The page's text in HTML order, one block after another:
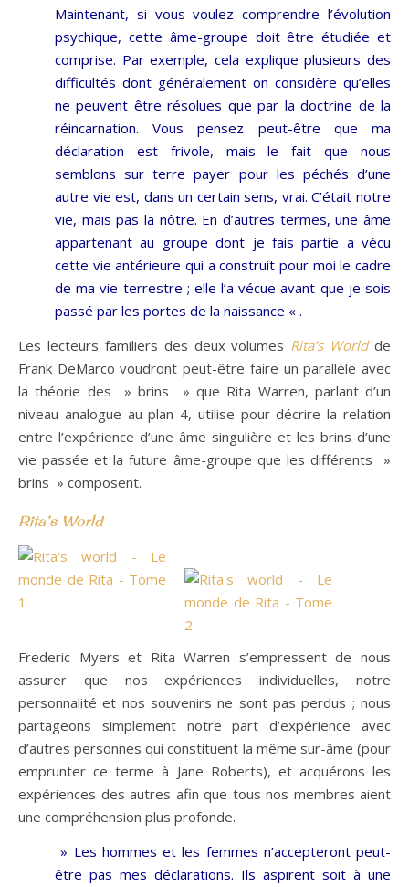
Maintenant, si vous voulez comprendre l’évolution
psychique, cette âme-groupe doit être étudiée et
comprise. Par exemple, cela explique plusieurs des
difficultés dont généralement on considère qu’elles
ne peuvent être résolues que par la doctrine de la
réincarnation. Vous pensez peut-être que ma
déclaration est frivole, mais le fait que nous
semblons sur terre payer pour les péchés d’une
autre vie est, dans un certain sens, vrai. C’était notre
vie, mais pas la nôtre. En d’autres termes, une âme
appartenant au groupe dont je fais partie a vécu
cette vie antérieure qui a construit pour moi le cadre
de ma vie terrestre ; elle l’a vécue avant que je sois
passé par les portes de la naissance « .
Les lecteurs familiers des deux volumes Rita’s Worldde
Frank DeMarco voudront peut-être faire un parallèle avec
la théorie des » brins » que Rita Warren, parlant d’un
niveau analogue au plan 4, utilise pour décrire la relation
entre l’expérience d’une âme singulière et les brins d’une
vie passée et la future âme-groupe que les différents »
brins » composent.
Rita’s World
Frederic Myers et Rita Warren s’empressent de nous
assurer que nos expériences individuelles, notre
personnalité et nos souvenirs ne sont pas perdus ; nous
partageons simplement notre part d’expérience avec
d’autres personnes qui constituent la même sur-âme (pour
emprunter ce terme à Jane Roberts), et acquérons les
expériences des autres afin que tous nos membres aient
une compréhension plus profonde.
» Les hommes et les femmes n’accepteront peut-
être pas mes déclarations. Ils aspirent soit à une